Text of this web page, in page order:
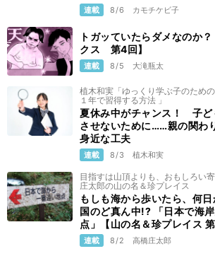
連載 8/6 カモチケビ子
トガッていたらダメなのか
クス 第4回】
連載 8/5 大滝瓶太
植木和実「ゆっくり学ぶ子のため
１年で習得する方法 」
夏休み中がチャンス！ 子ど
させないために……親の関わ
身近な工夫
連載 8/3 植木和実
目指すは山頂よりも、おもしろい
庄太郎の山の名＆珍プレイス
もしも海から歩いたら、何
国のど真ん中!? 「日本で海
点」【山の名＆珍プレイス 第
連載 8/2 高橋庄太郎